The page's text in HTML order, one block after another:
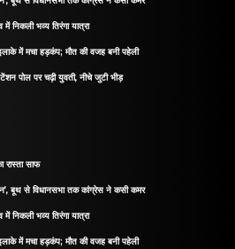
निकली भव्य तिरंगा यात्रा
में मचा हड़कंप; मौत की वजह बनी पहेली
पोल पर चढ़ी युवती, नीचे जुटी भीड़
रास्ता साफ
बूथ से विधानसभा तक कांग्रेस ने कसी कमर
निकली भव्य तिरंगा यात्रा
में मचा हड़कंप; मौत की वजह बनी पहेली